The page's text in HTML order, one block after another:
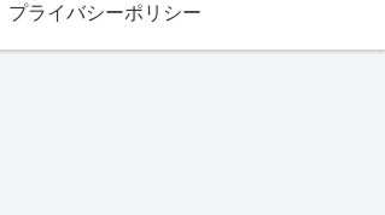
プライバシーポリシー